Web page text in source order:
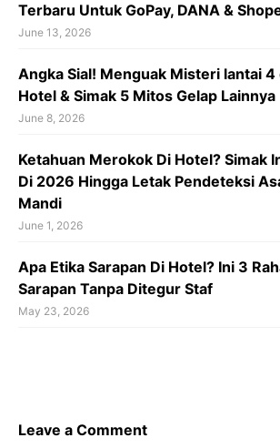
Terbaru Untuk GoPay, DANA &
June 13, 2026
Angka Sial! Menguak Misteri lantai 4
Hotel & Simak 5 Mitos Gelap Lainnya
June 8, 2026
Ketahuan Merokok Di Hotel? Simak
Di 2026 Hingga Letak Pendeteksi
Mandi
June 1, 2026
Apa Etika Sarapan Di Hotel? Ini 3
Sarapan Tanpa Ditegur Staf
May 23, 2026
Leave a Comment